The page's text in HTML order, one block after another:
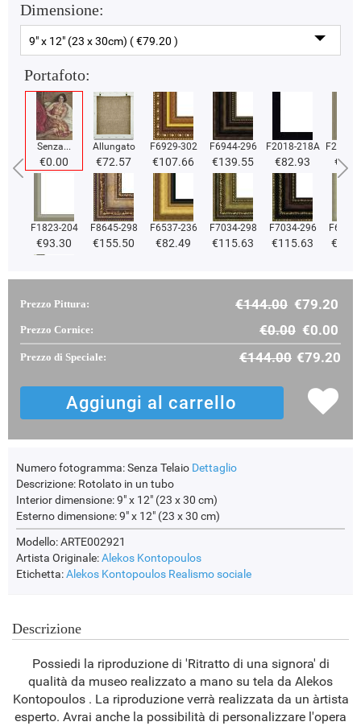
Dimensione:
9" x 12" (23 x 30cm) ( €79.20 )
Portafoto:
Senza...
€0.00
Allungato
€72.57
F6929-302
€107.66
F6944-296
€139.55
F2018-218A
€82.93
F2018-
F1823-204
€93.30
F8645-298
€155.50
F6537-236
€82.49
F7034-298
€115.63
F7034-296
€115.63
F2833-204
€98.88
Prezzo Pittura: €144.00 €79.20
Prezzo Cornice: €0.00 €0.00
Prezzo di Speciale: €144.00 €79.20
Numero fotogramma:Senza Telaio Dettaglio
Descrizione: Rotolato in un tubo
Interior dimensione:9" x 12" (23 x 30 cm)
Esterno dimensione:9" x 12" (23 x 30 cm)
Modello: ARTE002921
Artista Originale:Alekos Kontopoulos
Etichetta:Alekos Kontopoulos Realismo sociale
Descrizione
Possiedi la riproduzione di 'Ritratto di una signora' di
qualità da museo realizzato a mano su tela da Alekos
Kontopoulos . La riproduzione verrà realizzata da un àrtista
esperto. Avrai anche la possibilità di personalizzare l'opera